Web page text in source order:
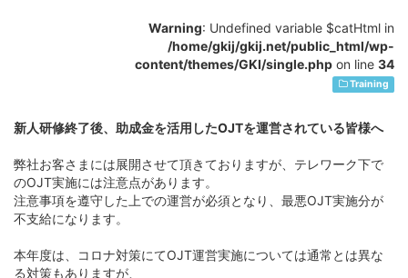
Warning: Undefined variable $catHtml in
/home/gkij/gkij.net/public_html/wp-
content/themes/GKI/single.php on line 34
Training
新人研修終了後、助成金を活用したOJTを運営されている皆様へ
弊社お客さまには展開させて頂きておりますが、テレワーク下で
のOJT実施には注意点があります。
注意事項を遵守した上での運営が必須となり、最悪OJT実施分が
不支給になります。
本年度は、コロナ対策にてOJT運営実施については通常とは異な
る対策もありますが、